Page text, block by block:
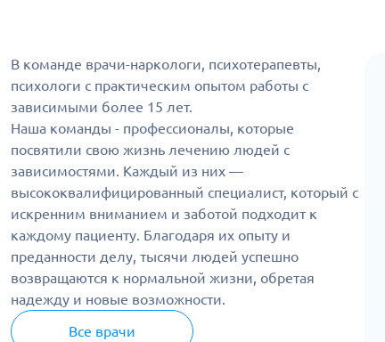
В команде врачи-наркологи, психотерапевты,
психологи с практическим опытом работы с
зависимыми более 15 лет.
Наша команды - профессионалы, которые
посвятили свою жизнь лечению людей с
зависимостями. Каждый из них —
высококвалифицированный специалист, который с
искренним вниманием и заботой подходит к
каждому пациенту. Благодаря их опыту и
преданности делу, тысячи людей успешно
возвращаются к нормальной жизни, обретая
надежду и новые возможности.
Все врачи